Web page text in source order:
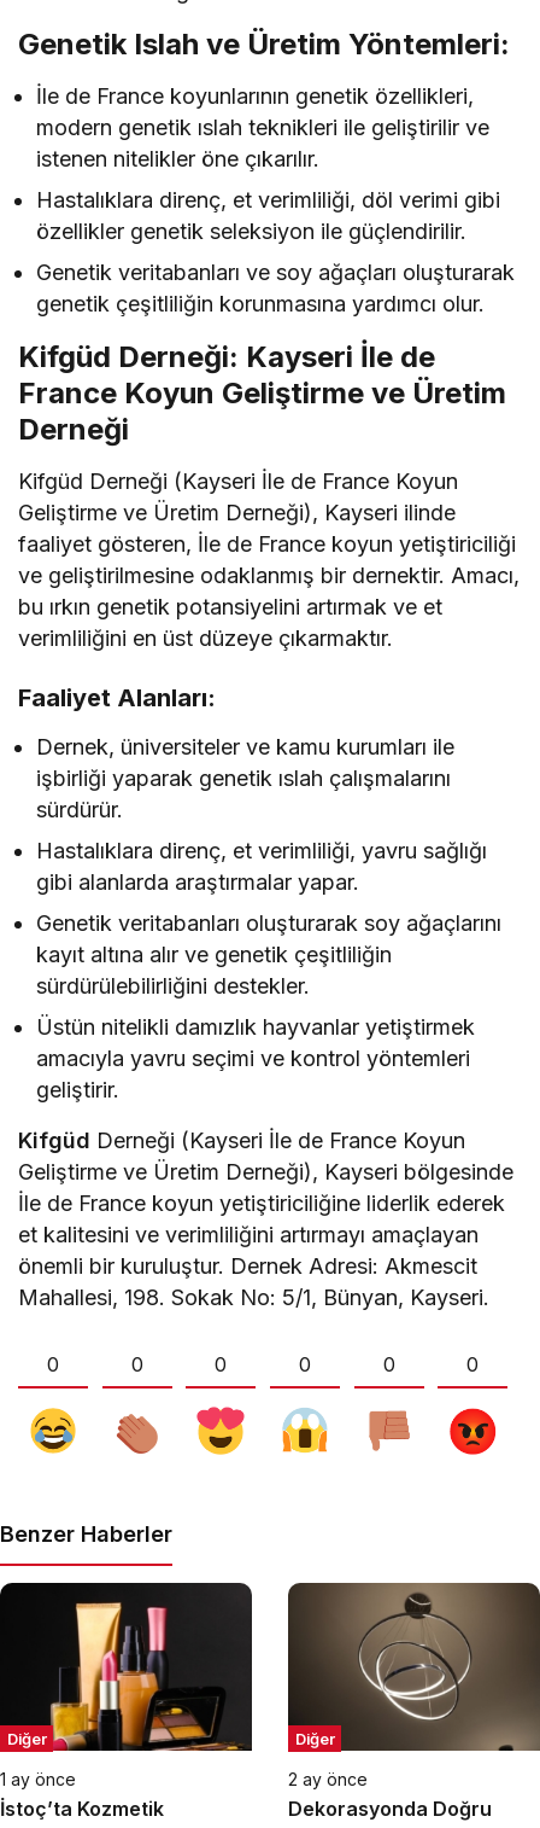
Genetik Islah ve Üretim Yöntemleri:
İle de France koyunlarının genetik özellikleri,
modern genetik ıslah teknikleri ile geliştirilir ve
istenen nitelikler öne çıkarılır.
Hastalıklara direnç, et verimliliği, döl verimi gibi
özellikler genetik seleksiyon ile güçlendirilir.
Genetik veritabanları ve soy ağaçları oluşturarak
genetik çeşitliliğin korunmasına yardımcı olur.
Kifgüd Derneği: Kayseri İle de
France Koyun Geliştirme ve Üretim
Derneği
Kifgüd Derneği (Kayseri İle de France Koyun
Geliştirme ve Üretim Derneği), Kayseri ilinde
faaliyet gösteren, İle de France koyun yetiştiriciliği
ve geliştirilmesine odaklanmış bir dernektir. Amacı,
bu ırkın genetik potansiyelini artırmak ve et
verimliliğini en üst düzeye çıkarmaktır.
Faaliyet Alanları:
Dernek, üniversiteler ve kamu kurumları ile
işbirliği yaparak genetik ıslah çalışmalarını
sürdürür.
Hastalıklara direnç, et verimliliği, yavru sağlığı
gibi alanlarda araştırmalar yapar.
Genetik veritabanları oluşturarak soy ağaçlarını
kayıt altına alır ve genetik çeşitliliğin
sürdürülebilirliğini destekler.
Üstün nitelikli damızlık hayvanlar yetiştirmek
amacıyla yavru seçimi ve kontrol yöntemleri
geliştirir.
Kifgüd Derneği (Kayseri İle de France Koyun
Geliştirme ve Üretim Derneği), Kayseri bölgesinde
İle de France koyun yetiştiriciliğine liderlik ederek
et kalitesini ve verimliliğini artırmayı amaçlayan
önemli bir kuruluştur. Dernek Adresi: Akmescit
Mahallesi, 198. Sokak No: 5/1, Bünyan, Kayseri.
0 0 0 0 0 0
Benzer Haberler
Diğer
1 ay önce
İstoç’ta Kozmetik
Diğer
2 ay önce
Dekorasyonda Doğru